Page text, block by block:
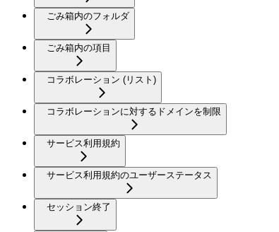
ごみ箱内のフォルダ
ごみ箱内の項目
コラボレーション (リスト)
コラボレーションに対するドメインを制限
サービス利用規約
サービス利用規約のユーザーステータス
セッション終了